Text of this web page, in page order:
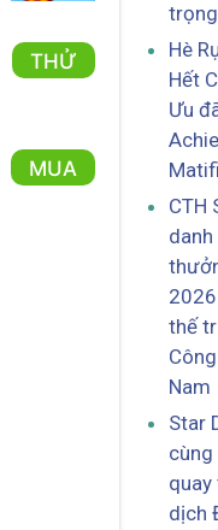
THỬ
MUA
trọng
Hè
Hết
Ưu
CTH
thế
Nam
Star
quay
dịch